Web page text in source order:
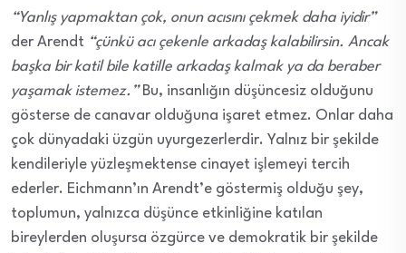
“Yanlış yapmaktan çok, onun acısını çekmek daha iyidir”
der Arendt “çünkü acı çekenle arkadaş kalabilirsin. Ancak
başka bir katil bile katille arkadaş kalmak ya da beraber
yaşamak istemez.”Bu, insanlığın düşüncesiz olduğunu
gösterse de canavar olduğuna işaret etmez. Onlar daha
çok dünyadaki üzgün uyurgezerlerdir. Yalnız bir şekilde
kendileriyle yüzleşmektense cinayet işlemeyi tercih
ederler. Eichmann’ın Arendt’e göstermiş olduğu şey,
toplumun, yalnızca düşünce etkinliğine katılan
bireylerden oluşursa özgürce ve demokratik bir şekilde